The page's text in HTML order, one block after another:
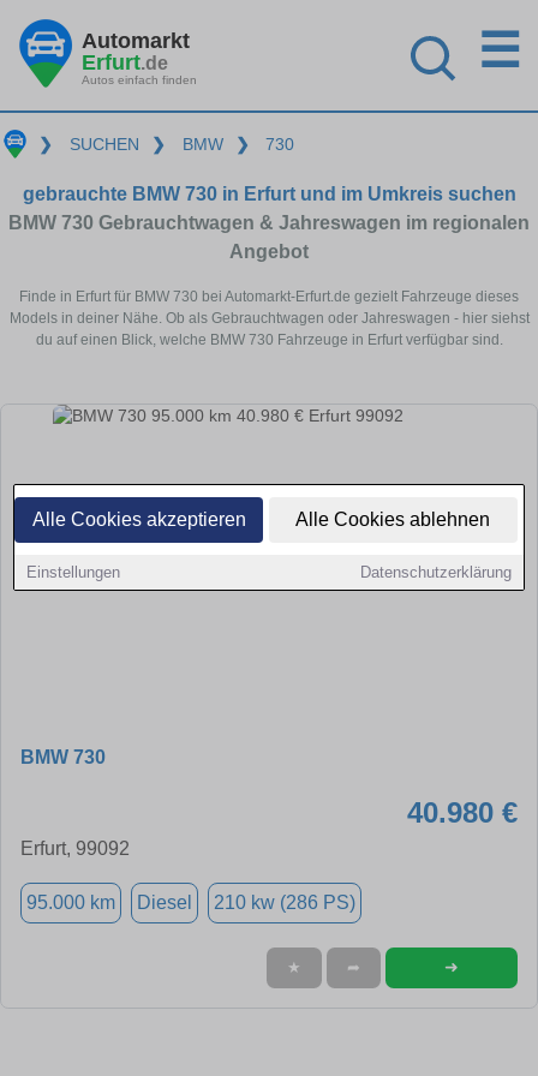
Alle Cookies akzeptieren Alle Cookies ablehnen
Einstellungen Datenschutzerklärung
Automarkt
Erfurt.de
Autos einfach finden
☰
❯ SUCHEN ❯ BMW ❯ 730
gebrauchte BMW 730 in Erfurt und im Umkreis suchen
BMW 730 Gebrauchtwagen & Jahreswagen im regionalen
Angebot
Finde in Erfurt für BMW 730 bei Automarkt-Erfurt.de gezielt Fahrzeuge dieses
Models in deiner Nähe. Ob als Gebrauchtwagen oder Jahreswagen - hier siehst
du auf einen Blick, welche BMW 730 Fahrzeuge in Erfurt verfügbar sind.
BMW 730
40.980 €
Erfurt, 99092
95.000 km Diesel 210 kw (286 PS)
★ ➦ ➜